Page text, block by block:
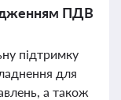
ПДВ
підтримку
для
а також